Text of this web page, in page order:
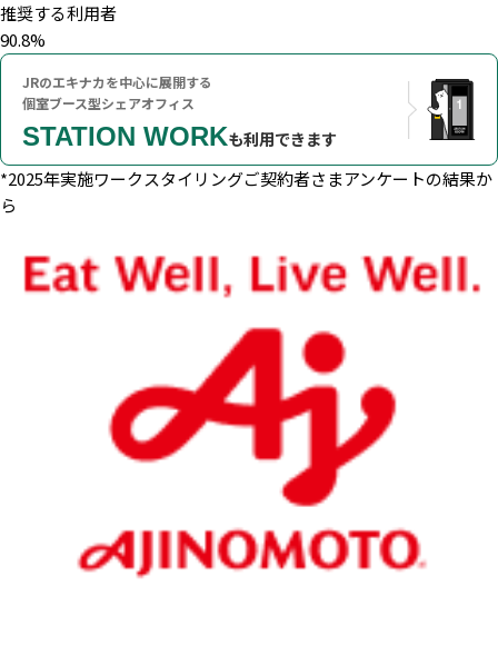
推奨する利用者
90.8%
JRのエキナカを中心に展開する
個室ブース型シェアオフィス
STATION WORKも利用できます
*2025年実施ワークスタイリングご契約者さまアンケートの結果か
ら